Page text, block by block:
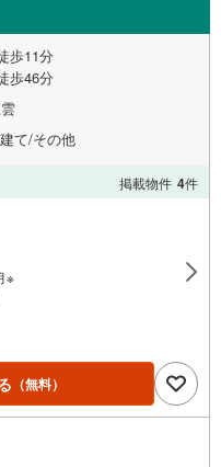
歩11分
歩46分
て/その他
掲載物件 4件
※
（無料）